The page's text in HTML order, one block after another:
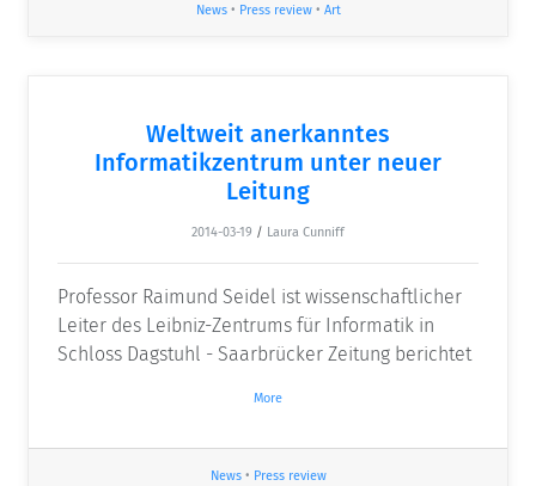
News• Press review• Art
Weltweit anerkanntes
Informatikzentrum unter neuer
Leitung
2014-03-19 / Laura Cunniff
Professor Raimund Seidel ist wissenschaftlicher
Leiter des Leibniz-Zentrums für Informatik in
Schloss Dagstuhl - Saarbrücker Zeitung berichtet
More
News• Press review